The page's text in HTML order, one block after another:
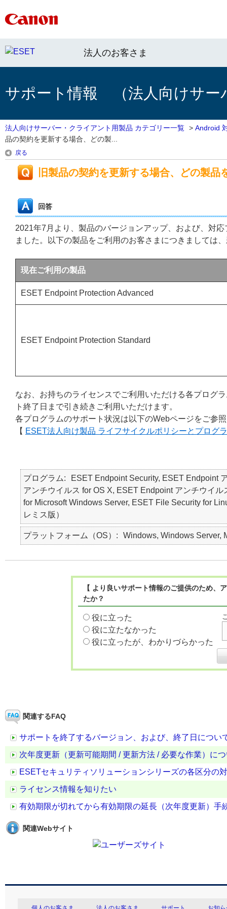
法人のお客さま
サポート情報 （法人向けサー
法人向けサーバー・クライアント用製品 カテゴリー一覧 > Android
品の契約を更新する場合、どの製...
戻る
旧製品の契約を更新する場合、どの製品
回答
2021年7月より、製品のバージョンアップ、および、対
ました。以下の製品をご利用のお客さまにつきましては
現在ご利用の製品
ESET Endpoint Protection Advanced
ESET Endpoint Protection Standard
なお、お持ちのライセンスでご利用いただける各プログ
ト終了日まで引き続きご利用いただけます。
各プログラムのサポート状況は以下のWebページをご参
【 ESET法人向け製品 ライフサイクルポリシーとプログ
プログラム
ESET Endpoint Security, ESET Endpoint
アンチウイルス for OS X, ESET Endpoint アンチウイ
for Microsoft Windows Server, ESET File Security for
レミス版）
プラットフォーム（OS） Windows, Windows Server,
【 より良いサポート情報のご提供のため
たか？
役に立った
役に立たなかった
役に立ったが、わかりづらかった
関連するFAQ
サポートを終了するバージョン、および、終了日につい
次年度更新（更新可能期間 / 更新方法 / 必要な作業）に
ESETセキュリティソリューションシリーズの各区分の
ライセンス情報を知りたい
有効期限が切れてから有効期限の延長（次年度更新）手
関連Webサイト